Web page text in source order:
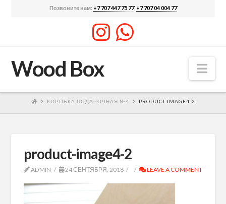
Позвоните нам: +7 707 447 75 77, +7 707 04 004 77
Wood Box
КОРОБКА ПОДАРОЧНАЯ №4 PRODUCT-IMAGE4-2
product-image4-2
ADMIN 24 СЕНТЯБРЯ, 2018 LEAVE A COMMENT